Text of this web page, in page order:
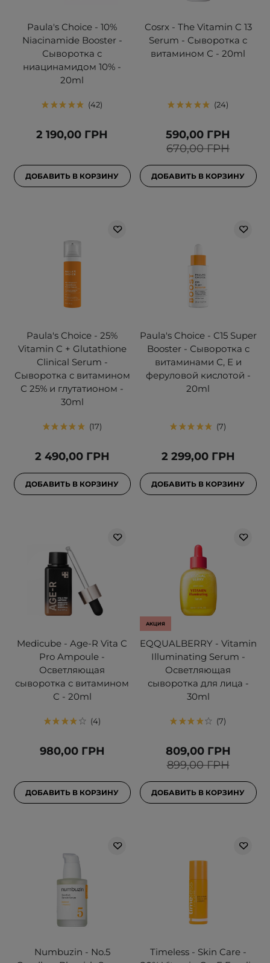
Paula's Choice - 10%
Niacinamide Booster -
Сыворотка с
ниацинамидом 10% -
20ml
42
2 190,00 ГРН
ДОБАВИТЬ В КОРЗИНУ
Cosrx - The Vitamin C 13
Serum - Сыворотка с
витамином С - 20ml
24
670,00 ГРН
590,00 ГРН
ДОБАВИТЬ В КОРЗИНУ
Paula's Choice - 25%
Vitamin C + Glutathione
Clinical Serum -
Сыворотка с витамином
С 25% и глутатионом -
30ml
17
2 490,00 ГРН
ДОБАВИТЬ В КОРЗИНУ
Paula's Choice - C15 Super
Booster - Сыворотка с
витаминами С, Е и
феруловой кислотой -
20ml
7
2 299,00 ГРН
ДОБАВИТЬ В КОРЗИНУ
Medicube - Age-R Vita C
Pro Ampoule -
Осветляющая
сыворотка с витамином
С - 20ml
4
980,00 ГРН
ДОБАВИТЬ В КОРЗИНУ
АКЦИЯ
EQQUALBERRY - Vitamin
Illuminating Serum -
Осветляющая
сыворотка для лица -
30ml
7
899,00 ГРН
809,00 ГРН
ДОБАВИТЬ В КОРЗИНУ
Numbuzin - No.5
Timeless - Skin Care -